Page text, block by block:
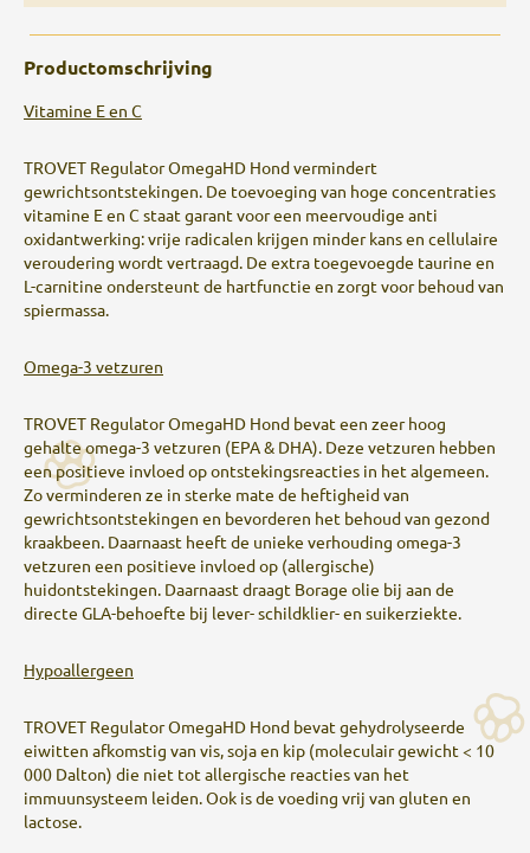
Productomschrijving
Vitamine E en C
TROVET Regulator OmegaHD Hond vermindert
gewrichtsontstekingen. De toevoeging van hoge concentraties
vitamine E en C staat garant voor een meervoudige anti
oxidantwerking: vrije radicalen krijgen minder kans en cellulaire
veroudering wordt vertraagd. De extra toegevoegde taurine en
L-carnitine ondersteunt de hartfunctie en zorgt voor behoud van
spiermassa.
Omega-3 vetzuren
TROVET Regulator OmegaHD Hond bevat een zeer hoog
gehalte omega-3 vetzuren (EPA & DHA). Deze vetzuren hebben
een positieve invloed op ontstekingsreacties in het algemeen.
Zo verminderen ze in sterke mate de heftigheid van
gewrichtsontstekingen en bevorderen het behoud van gezond
kraakbeen. Daarnaast heeft de unieke verhouding omega-3
vetzuren een positieve invloed op (allergische)
huidontstekingen. Daarnaast draagt Borage olie bij aan de
directe GLA-behoefte bij lever- schildklier- en suikerziekte.
Hypoallergeen
TROVET Regulator OmegaHD Hond bevat gehydrolyseerde
eiwitten afkomstig van vis, soja en kip (moleculair gewicht < 10
000 Dalton) die niet tot allergische reacties van het
immuunsysteem leiden. Ook is de voeding vrij van gluten en
lactose.